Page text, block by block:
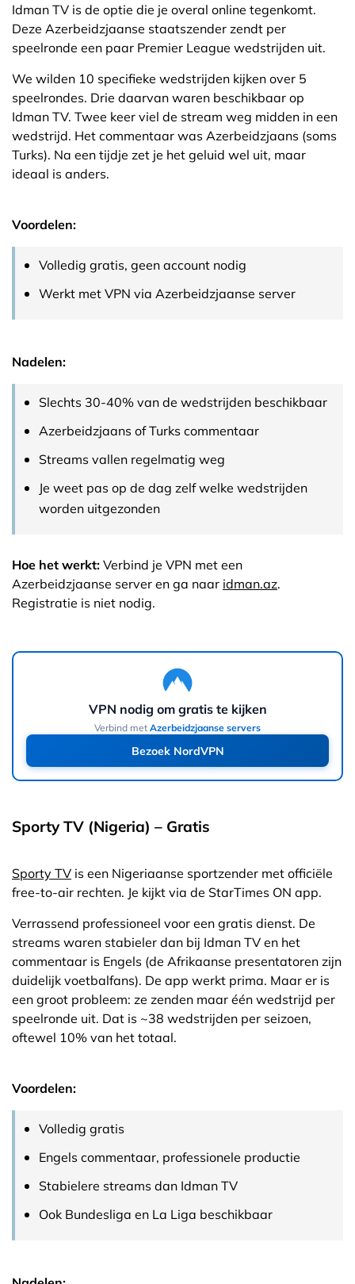
Idman TV is de optie die je overal online tegenkomt.
Deze Azerbeidzjaanse staatszender zendt per
speelronde een paar Premier League wedstrijden uit.
We wilden 10 specifieke wedstrijden kijken over 5
speelrondes. Drie daarvan waren beschikbaar op
Idman TV. Twee keer viel de stream weg midden in een
wedstrijd. Het commentaar was Azerbeidzjaans (soms
Turks). Na een tijdje zet je het geluid wel uit, maar
ideaal is anders.
Voordelen:
Volledig gratis, geen account nodig
Werkt met VPN via Azerbeidzjaanse server
Nadelen:
Slechts 30-40% van de wedstrijden beschikbaar
Azerbeidzjaans of Turks commentaar
Streams vallen regelmatig weg
Je weet pas op de dag zelf welke wedstrijden
worden uitgezonden
Hoe het werkt:Verbind je VPN met een
Azerbeidzjaanse server en ga naar idman.az.
Registratie is niet nodig.
VPN nodig om gratis te kijken
Verbind metAzerbeidzjaanse servers
Bezoek NordVPN
Sporty TV (Nigeria) – Gratis
Sporty TV is een Nigeriaanse sportzender met officiële
free-to-air rechten. Je kijkt via de StarTimes ON app.
Verrassend professioneel voor een gratis dienst. De
streams waren stabieler dan bij Idman TV en het
commentaar is Engels (de Afrikaanse presentatoren zijn
duidelijk voetbalfans). De app werkt prima. Maar er is
een groot probleem: ze zenden maar één wedstrijd per
speelronde uit. Dat is ~38 wedstrijden per seizoen,
oftewel 10% van het totaal.
Voordelen:
Volledig gratis
Engels commentaar, professionele productie
Stabielere streams dan Idman TV
Ook Bundesliga en La Liga beschikbaar